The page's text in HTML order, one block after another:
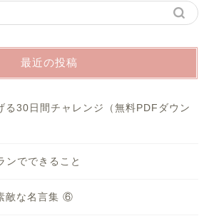
最近の投稿
る30日間チャレンジ（無料PDFダウン
ンでできること
敵な名言集 ⑥